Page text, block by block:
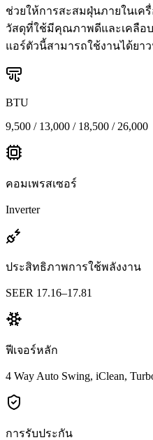
ช่วยให้การสะสมฝุ่นภายในเค
วัสดุที่ใช้มีคุณภาพดีและเคลือ
แอร์ตัวนี้สามารถใช้งานได้ยา
BTU
9,500 / 13,000 / 18,500 / 26,000
คอมเพรสเซอร์
Inverter
ประสิทธิภาพการใช้พลังงาน
SEER 17.16–17.81
ฟีเจอร์หลัก
4 Way Auto Swing, iClean,
การรับประกัน